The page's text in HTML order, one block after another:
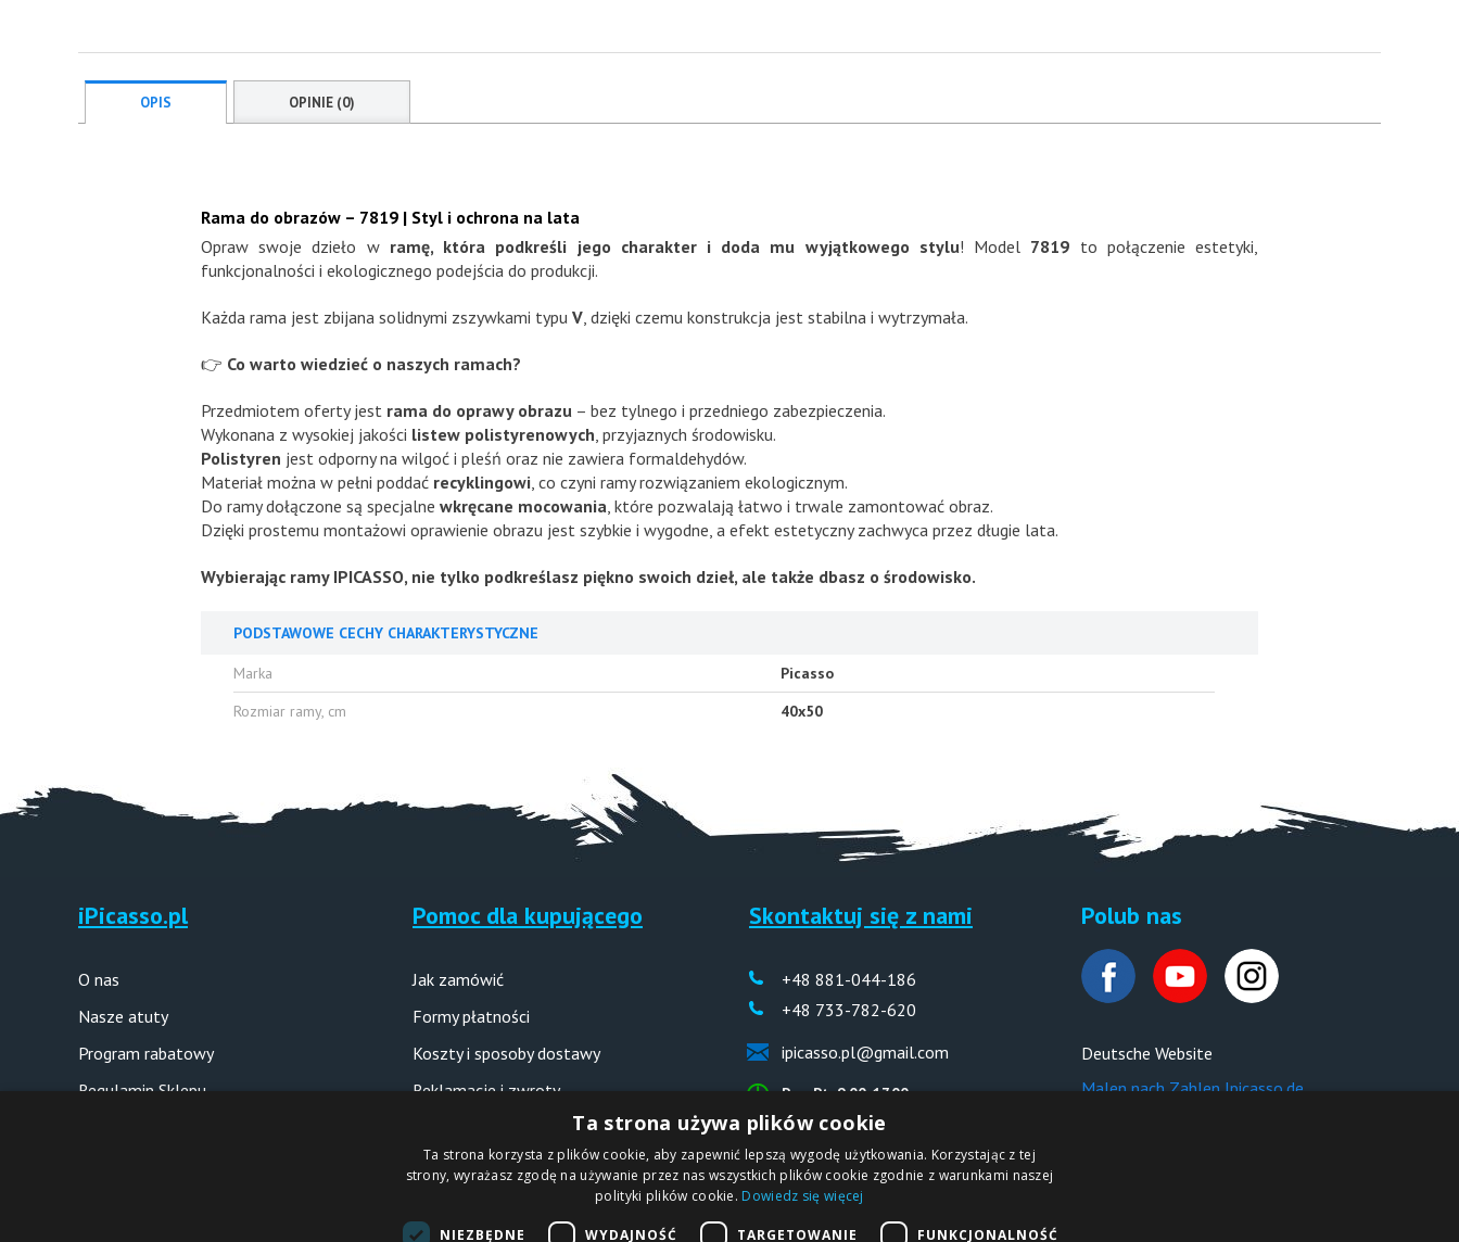
OPIS OPINIE (0)
Rama do obrazów – 7819 | Styl i ochrona na lata
Opraw swoje dzieło w ramę, która podkreśli jego charakter i doda mu wyjątkowego stylu! Model 7819 to połączenie estetyki,
funkcjonalności i ekologicznego podejścia do produkcji.
Każda rama jest zbijana solidnymi zszywkami typu V, dzięki czemu konstrukcja jest stabilna i wytrzymała.
👉 Co warto wiedzieć o naszych ramach?
Przedmiotem oferty jest rama do oprawy obrazu – bez tylnego i przedniego zabezpieczenia.
Wykonana z wysokiej jakości listew polistyrenowych, przyjaznych środowisku.
Polistyren jest odporny na wilgoć i pleśń oraz nie zawiera formaldehydów.
Materiał można w pełni poddać recyklingowi, co czyni ramy rozwiązaniem ekologicznym.
Do ramy dołączone są specjalne wkręcane mocowania, które pozwalają łatwo i trwale zamontować obraz.
Dzięki prostemu montażowi oprawienie obrazu jest szybkie i wygodne, a efekt estetyczny zachwyca przez długie lata.
Wybierając ramy IPICASSO, nie tylko podkreślasz piękno swoich dzieł, ale także dbasz o środowisko.
PODSTAWOWE CECHY CHARAKTERYSTYCZNE
Marka
Picasso
Rozmiar ramy, cm
40x50
iPicasso.pl
O nas
Nasze atuty
Program rabatowy
Regulamin Sklepu
Pomoc dla kupującego
Jak zamówić
Formy płatności
Koszty i sposoby dostawy
Reklamacje i zwroty
Pytania i odpowiedzi (FAQ)
Skontaktuj się z nami
+48 881-044-186
+48 733-782-620
ipicasso.pl@gmail.com
Pon-Pt: 9.00-17.00
Polub nas
Deutsche Website
Malen nach Zahlen Ipicasso.de
Copyright © 2012-2026
IPICASSO Sp. z o.o.
Ta strona używa plików cookie
Ta strona korzysta z plików cookie, aby zapewnić lepszą wygodę użytkowania. Korzystając z tej
strony, wyrażasz zgodę na używanie przez nas wszystkich plików cookie zgodnie z warunkami naszej
polityki plików cookie. Dowiedz się więcej
NIEZBĘDNE WYDAJNOŚĆ TARGETOWANIE FUNKCJONALNOŚĆ